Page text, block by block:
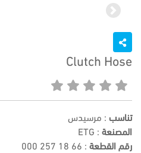
Next
Clutch Hose
تناسب : مرسيدس
المصنعة : ETG
رقم القطعة :
000 257 18 66